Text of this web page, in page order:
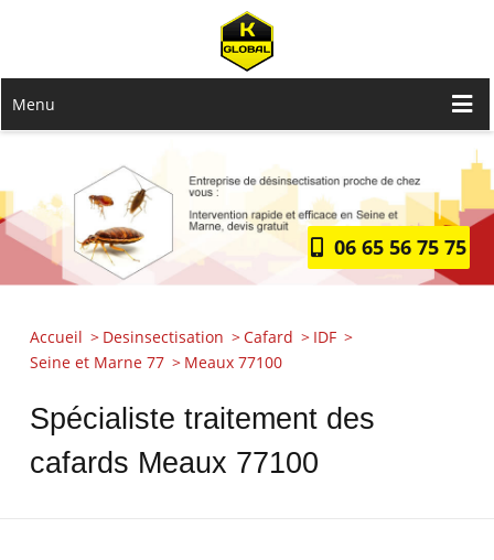
Menu
06 65 56 75 75
Accueil Desinsectisation Cafard
IDF
Seine et Marne 77
Meaux 77100
Spécialiste traitement des
cafards Meaux 77100